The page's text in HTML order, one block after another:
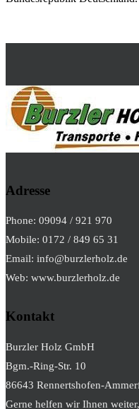
Adresse
Phone: 09094 / 921 970
Mobile: 0172 / 849 65 31
Email: info@burzlerholz.de
Web: www.burzlerholz.de
Kontakt
Burzler Holz GmbH
Bgm.-Ring-Str. 10
86643 Rennertshofen-
Gerne helfen wir Ihnen